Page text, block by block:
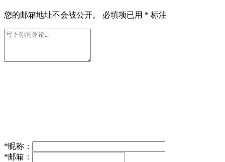
您的邮箱地址不会被公开。 必填项已用 * 标注
*昵称：
*邮箱：